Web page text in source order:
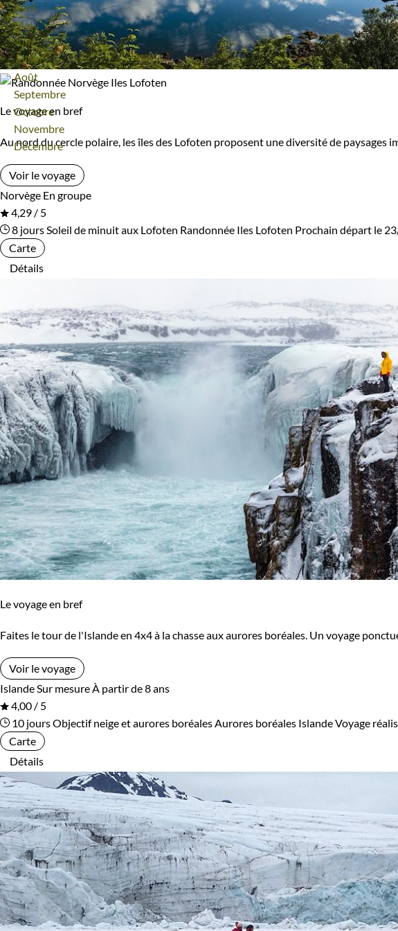
Avril
Mai
Juin
Juillet
Août
Septembre
Octobre
Novembre
Décembre
Le voyage en bref
Au nord du cercle polaire, les îles des Lofoten proposent une diversité de paysages
Voir le voyage
Norvège En groupe
4,29 / 5
8 joursSoleil de minuit aux Lofoten Randonnée Iles Lofoten Prochain départ le
Carte
Détails
Le voyage en bref
Faites le tour de l'Islande en 4x4 à la chasse aux aurores boréales. Un voyage
Voir le voyage
IslandeSur mesureÀ partir de 8 ans
4,00 / 5
10 joursObjectif neige et aurores boréalesAurores boréales IslandeVoyage
Carte
Détails